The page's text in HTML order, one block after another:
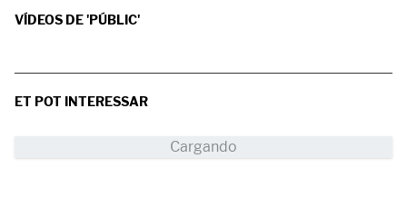
VÍDEOS DE 'PÚBLIC'
ET POT INTERESSAR